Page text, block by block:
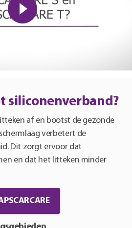
siliconenverband?
af en bootst de gezonde
verbetert de
Dit zorgt ervoor dat
en dat het litteken minder